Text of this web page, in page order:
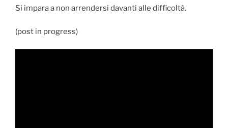
Si impara a non arrendersi davanti alle difficoltà.
(post in progress)